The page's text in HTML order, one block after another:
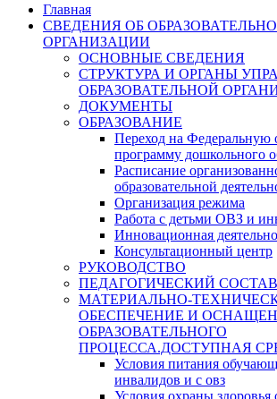
Главная
СВЕДЕНИЯ ОБ
ОРГАНИЗАЦИИ
ОСНОВНЫЕ СВЕДЕНИЯ
СТРУКТУРА И ОРГАНЫ
ОБРАЗОВАТЕЛЬНОЙ
ДОКУМЕНТЫ
ОБРАЗОВАНИЕ
Переход на Федеральную
программу дошкольного
Расписание
образовательной
Организация режима
Работа с детьми ОВЗ и
Инновационная
Консультационный центр
РУКОВОДСТВО
ПЕДАГОГИЧЕСКИЙ СОСТАВ
МАТЕРИАЛЬНО-
ОБЕСПЕЧЕНИЕ И
ОБРАЗОВАТЕЛЬНОГО
ПРОЦЕССА.ДОСТУПНАЯ
Условия питания
инвалидов и с овз
Условия охраны